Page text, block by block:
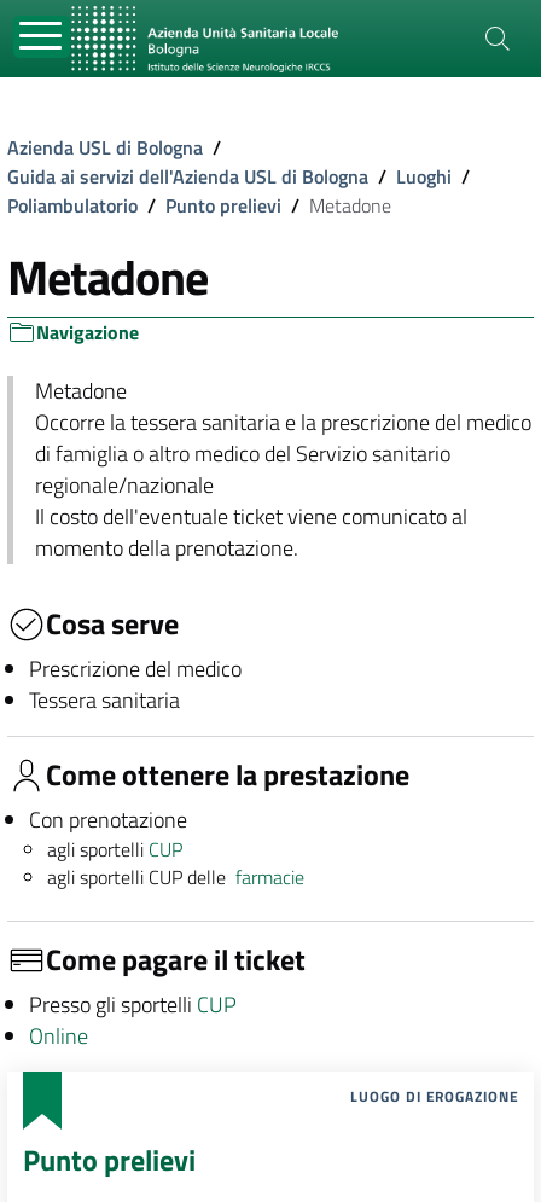
Azienda USL di Bologna /
Guida ai servizi dell'Azienda USL di Bologna / Luoghi /
Poliambulatorio / Punto prelievi / Metadone
Metadone
Navigazione
Metadone
Occorre la tessera sanitaria e la prescrizione del medico
di famiglia o altro medico del Servizio sanitario
regionale/nazionale
Il costo dell'eventuale ticket viene comunicato al
momento della prenotazione.
Cosa serve
Prescrizione del medico
Tessera sanitaria
Come ottenere la prestazione
Con prenotazione
agli sportelli CUP
agli sportelli CUP dellefarmacie
Come pagare il ticket
Presso gli sportelli CUP
Online
LUOGO DI EROGAZIONE
Punto prelievi